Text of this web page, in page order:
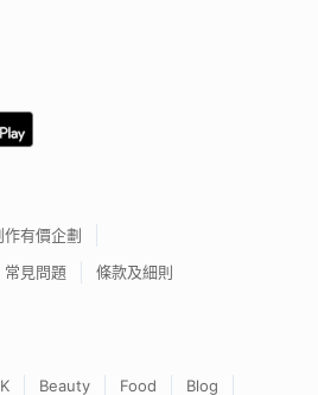
作有價企劃
常見問題 條款及細則
Beauty Food
Blog